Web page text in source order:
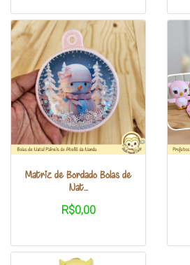
Matriz de Bordado Bolas de
Nat...
R$0,00